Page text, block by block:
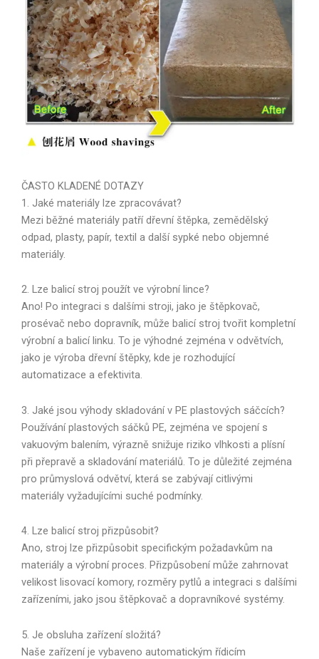
ČASTO KLADENÉ DOTAZY
1. Jaké materiály lze zpracovávat?
Mezi běžné materiály patří dřevní štěpka, zemědělský
odpad, plasty, papír, textil a další sypké nebo objemné
materiály.
2. Lze balicí stroj použít ve výrobní lince?
Ano! Po integraci s dalšími stroji, jako je štěpkovač,
prosévač nebo dopravník, může balicí stroj tvořit kompletní
výrobní a balicí linku. To je výhodné zejména v odvětvích,
jako je výroba dřevní štěpky, kde je rozhodující
automatizace a efektivita.
3. Jaké jsou výhody skladování v PE plastových sáčcích?
Používání plastových sáčků PE, zejména ve spojení s
vakuovým balením, výrazně snižuje riziko vlhkosti a plísní
při přepravě a skladování materiálů. To je důležité zejména
pro průmyslová odvětví, která se zabývají citlivými
materiály vyžadujícími suché podmínky.
4. Lze balicí stroj přizpůsobit?
Ano, stroj lze přizpůsobit specifickým požadavkům na
materiály a výrobní proces. Přizpůsobení může zahrnovat
velikost lisovací komory, rozměry pytlů a integraci s dalšími
zařízeními, jako jsou štěpkovač a dopravníkové systémy.
5. Je obsluha zařízení složitá?
Naše zařízení je vybaveno automatickým řídicím